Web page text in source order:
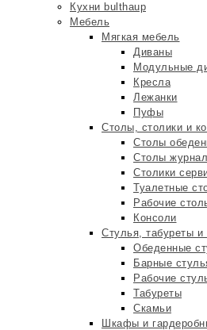
Кухни bulthaup
Мебель
Мягкая мебель
Диваны
Модульные
Кресла
Лежанки
Пуфы
Столы, столики и
Столы
Столы
Столики
Туалетные
Рабочие
Консоли
Стулья, табуреты и
Обеденные
Барные
Рабочие
Табуреты
Скамьи
Шкафы и